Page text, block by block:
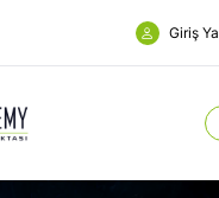
Giriş